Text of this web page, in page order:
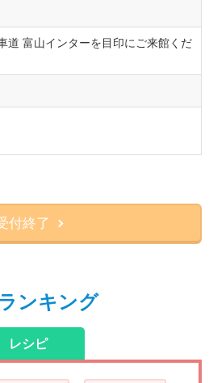
道 富山インターを目印にご来館くだ
付終了
ンキング
レシピ